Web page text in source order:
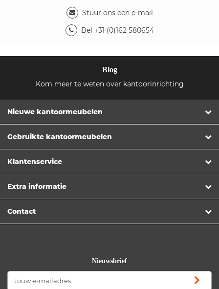
Stuur ons een e-mail
Bel +31 (0)162 580654
Blog
Kom meer te weten over kantoorinrichting
Nieuwe kantoormeubelen
Gebruikte kantoormeubelen
Klantenservice
Extra informatie
Contact
Nieuwsbrief